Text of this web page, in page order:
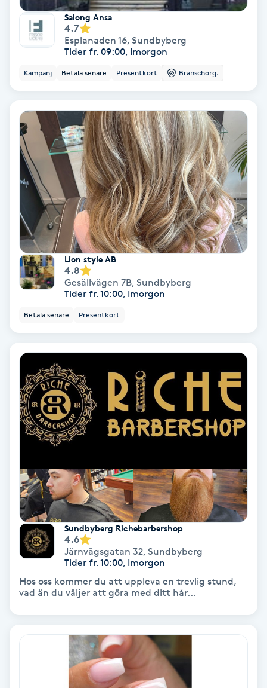
Kiropraktik
Klangmassage
Klippning
Klippning ungdom
Koppningsmassage
Kosmetisk tatuering
Kostrådgivning
Kroppsinpackning
Kärlbehandling
Laserbehandling
LED-ljusterapi
Liktornar
LPG
LPG-behandling
Luggklippning
Salong Ansa
4.7
Esplanaden 16, Sundbyberg
Tider fr. 09:00, Imorgon
Kampanj Betala senare Presentkort Branschorg.
Lion style AB
4.8
Gesällvägen 7B, Sundbyberg
Tider fr. 10:00, Imorgon
Betala senare Presentkort
Sundbyberg Richebarbershop
4.6
Järnvägsgatan 32, Sundbyberg
Tider fr. 10:00, Imorgon
Hos oss kommer du att uppleva en trevlig stund,
vad än du väljer att göra med ditt hår...